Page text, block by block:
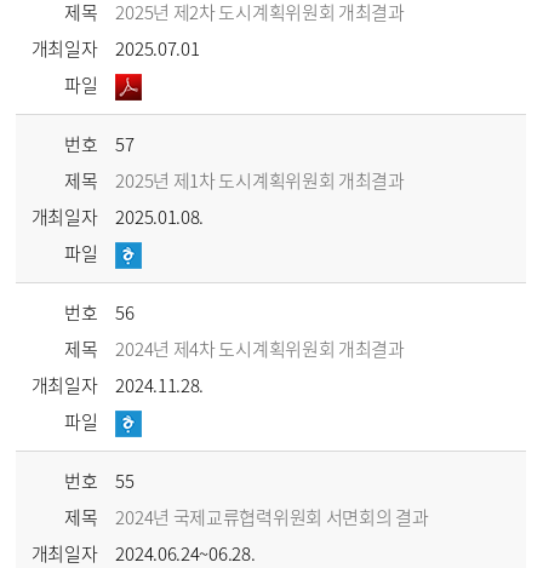
제목
2025년 제2차 도시계획위원회 개최결과
개최일자
2025.07.01
파일
번호
57
제목
2025년 제1차 도시계획위원회 개최결과
개최일자
2025.01.08.
파일
번호
56
제목
2024년 제4차 도시계획위원회 개최결과
개최일자
2024.11.28.
파일
번호
55
제목
2024년 국제교류협력위원회 서면회의 결과
개최일자
2024.06.24~06.28.